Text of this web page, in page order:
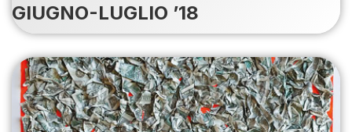
GIUGNO-LUGLIO ’18